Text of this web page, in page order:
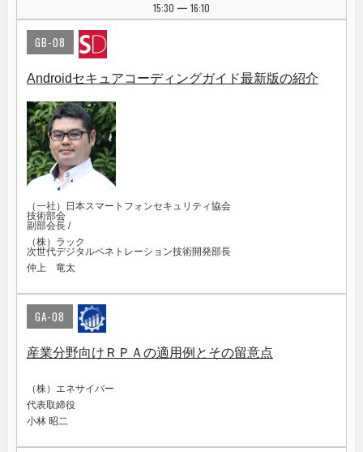
15:30 | 16:10
GB-08
Androidセキュアコーディングガイド最新版の紹介
（一社）日本スマートフォンセキュリティ協会
技術部会
副部会長 /
（株）ラック
次世代デジタルペネトレーション技術開発部長
仲上 竜太
GA-08
産業分野向けＲＰＡの適用例とその留意点
（株）エネサイバー
代表取締役
小林 昭二